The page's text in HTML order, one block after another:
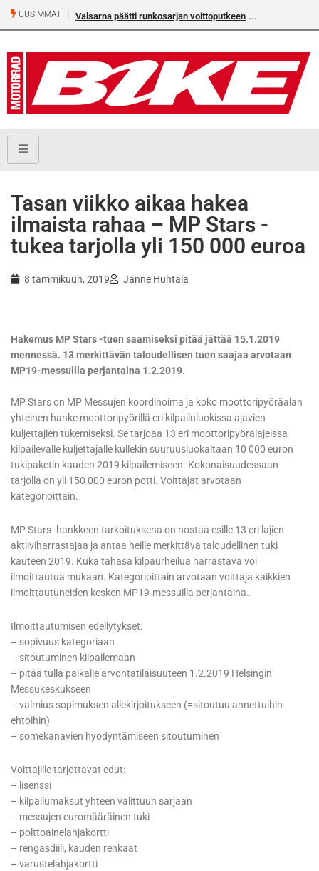
UUSIMMAT Valsarna päätti runkosarjan voittoputkeen
Tasan viikko aikaa hakea
ilmaista rahaa – MP Stars -
tukea tarjolla yli 150 000 euroa
8 tammikuun, 2019 Janne Huhtala
Hakemus MP Stars -tuen saamiseksi pitää jättää 15.1.2019
mennessä. 13 merkittävän taloudellisen tuen saajaa arvotaan
MP19-messuilla perjantaina 1.2.2019.
MP Stars on MP Messujen koordinoima ja koko moottoripyöräalan
yhteinen hanke moottoripyörillä eri kilpailuluokissa ajavien
kuljettajien tukemiseksi. Se tarjoaa 13 eri moottoripyörälajeissa
kilpailevalle kuljettajalle kullekin suuruusluokaltaan 10 000 euron
tukipaketin kauden 2019 kilpailemiseen. Kokonaisuudessaan
tarjolla on yli 150 000 euron potti. Voittajat arvotaan
kategorioittain.
MP Stars -hankkeen tarkoituksena on nostaa esille 13 eri lajien
aktiiviharrastajaa ja antaa heille merkittävä taloudellinen tuki
kauteen 2019. Kuka tahasa kilpaurheilua harrastava voi
ilmoittautua mukaan. Kategorioittain arvotaan voittaja kaikkien
ilmoittautuneiden kesken MP19-messuilla perjantaina.
Ilmoittautumisen edellytykset:
– sopivuus kategoriaan
– sitoutuminen kilpailemaan
– pitää tulla paikalle arvontatilaisuuteen 1.2.2019 Helsingin
Messukeskukseen
– valmius sopimuksen allekirjoitukseen (=sitoutuu annettuihin
ehtoihin)
– somekanavien hyödyntämiseen sitoutuminen
Voittajille tarjottavat edut:
– lisenssi
– kilpailumaksut yhteen valittuun sarjaan
– messujen euromääräinen tuki
– polttoainelahjakortti
– rengasdiili, kauden renkaat
– varustelahjakortti